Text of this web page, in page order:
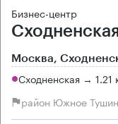
Бизнес-центр
Москва,
Сходненская → 1.21
район Южное